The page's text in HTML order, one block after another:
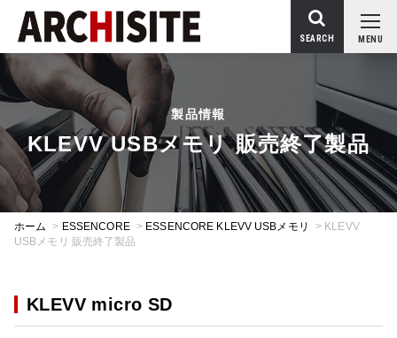
MENU
SEARCH
製品情報
KLEVV USBメモリ 販売終了製品
ホーム > ESSENCORE > ESSENCORE KLEVV USBメモリ > KLEVV
USBメモリ 販売終了製品
KLEVV micro SD